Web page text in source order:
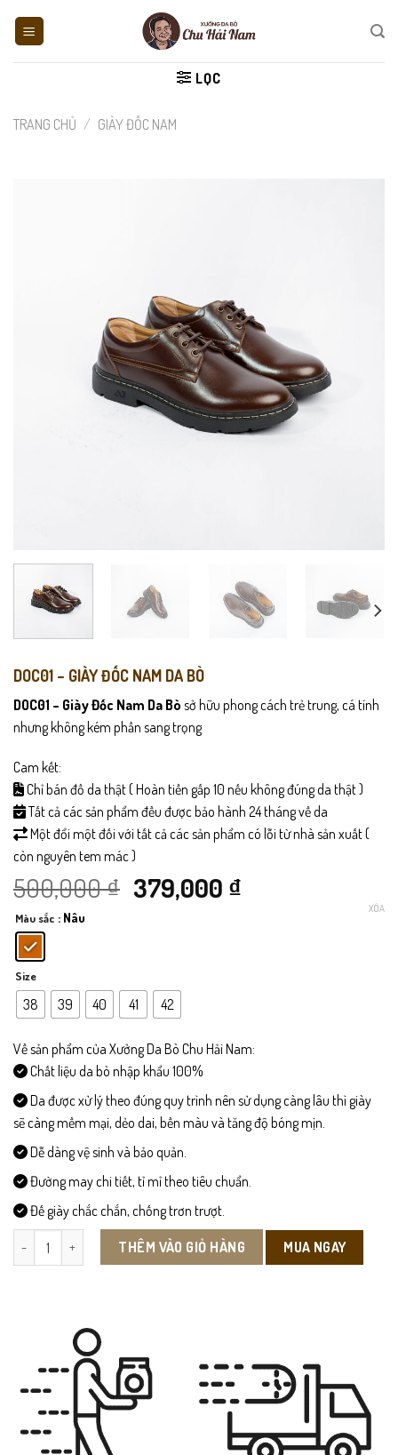
LỌC
TRANG CHỦ / GIÀY ĐỐC NAM
DOC01 – GIÀY ĐỐC NAM DA BÒ
DOC01 – Giày Đốc Nam Da Bò sở hữu phong cách trẻ trung, cá tính
nhưng không kém phần sang trọng
Cam kết:
Chỉ bán đồ da thật ( Hoàn tiền gấp 10 nếu không đúng da thật )
Tất cả các sản phẩm đều được bảo hành 24 tháng về da
Một đổi một đối với tất cả các sản phẩm có lỗi từ nhà sản xuất (
còn nguyên tem mác )
500,000₫ Giá
500,000 ₫.
379,000 ₫Giá
379,000 ₫.
Màu sắc : Nâu
Size
38 39 40 41 42
XÓA
Về sản phẩm của Xưởng Da Bò Chu Hải Nam:
Chất liệu da bò nhập khẩu 100%
Da được xử lý theo đúng quy trình nên sử dụng càng lâu thì giày
sẽ càng mềm mại, dẻo dai, bền màu và tăng độ bóng mịn.
Dễ dàng vệ sinh và bảo quản.
Đường may chi tiết, tỉ mỉ theo tiêu chuẩn.
Đế giày chắc chắn, chống trơn trượt.
DOC01 - Giày Đốc Nam Da Bò số lượng
THÊM VÀO GIỎ HÀNG MUA NGAY